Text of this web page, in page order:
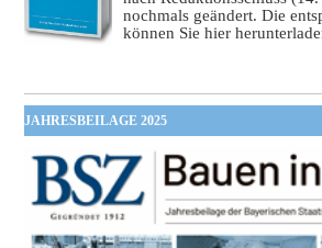
nochmals geändert. Die
können Sie hier
JAHRESBEILAGE 2025